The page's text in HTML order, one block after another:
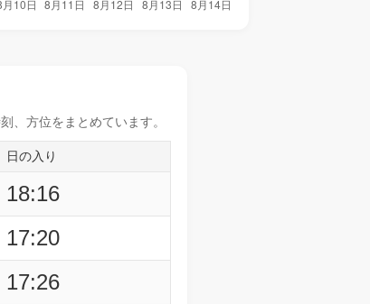
、方位をまとめています。
日の入り
18:16
17:20
17:26